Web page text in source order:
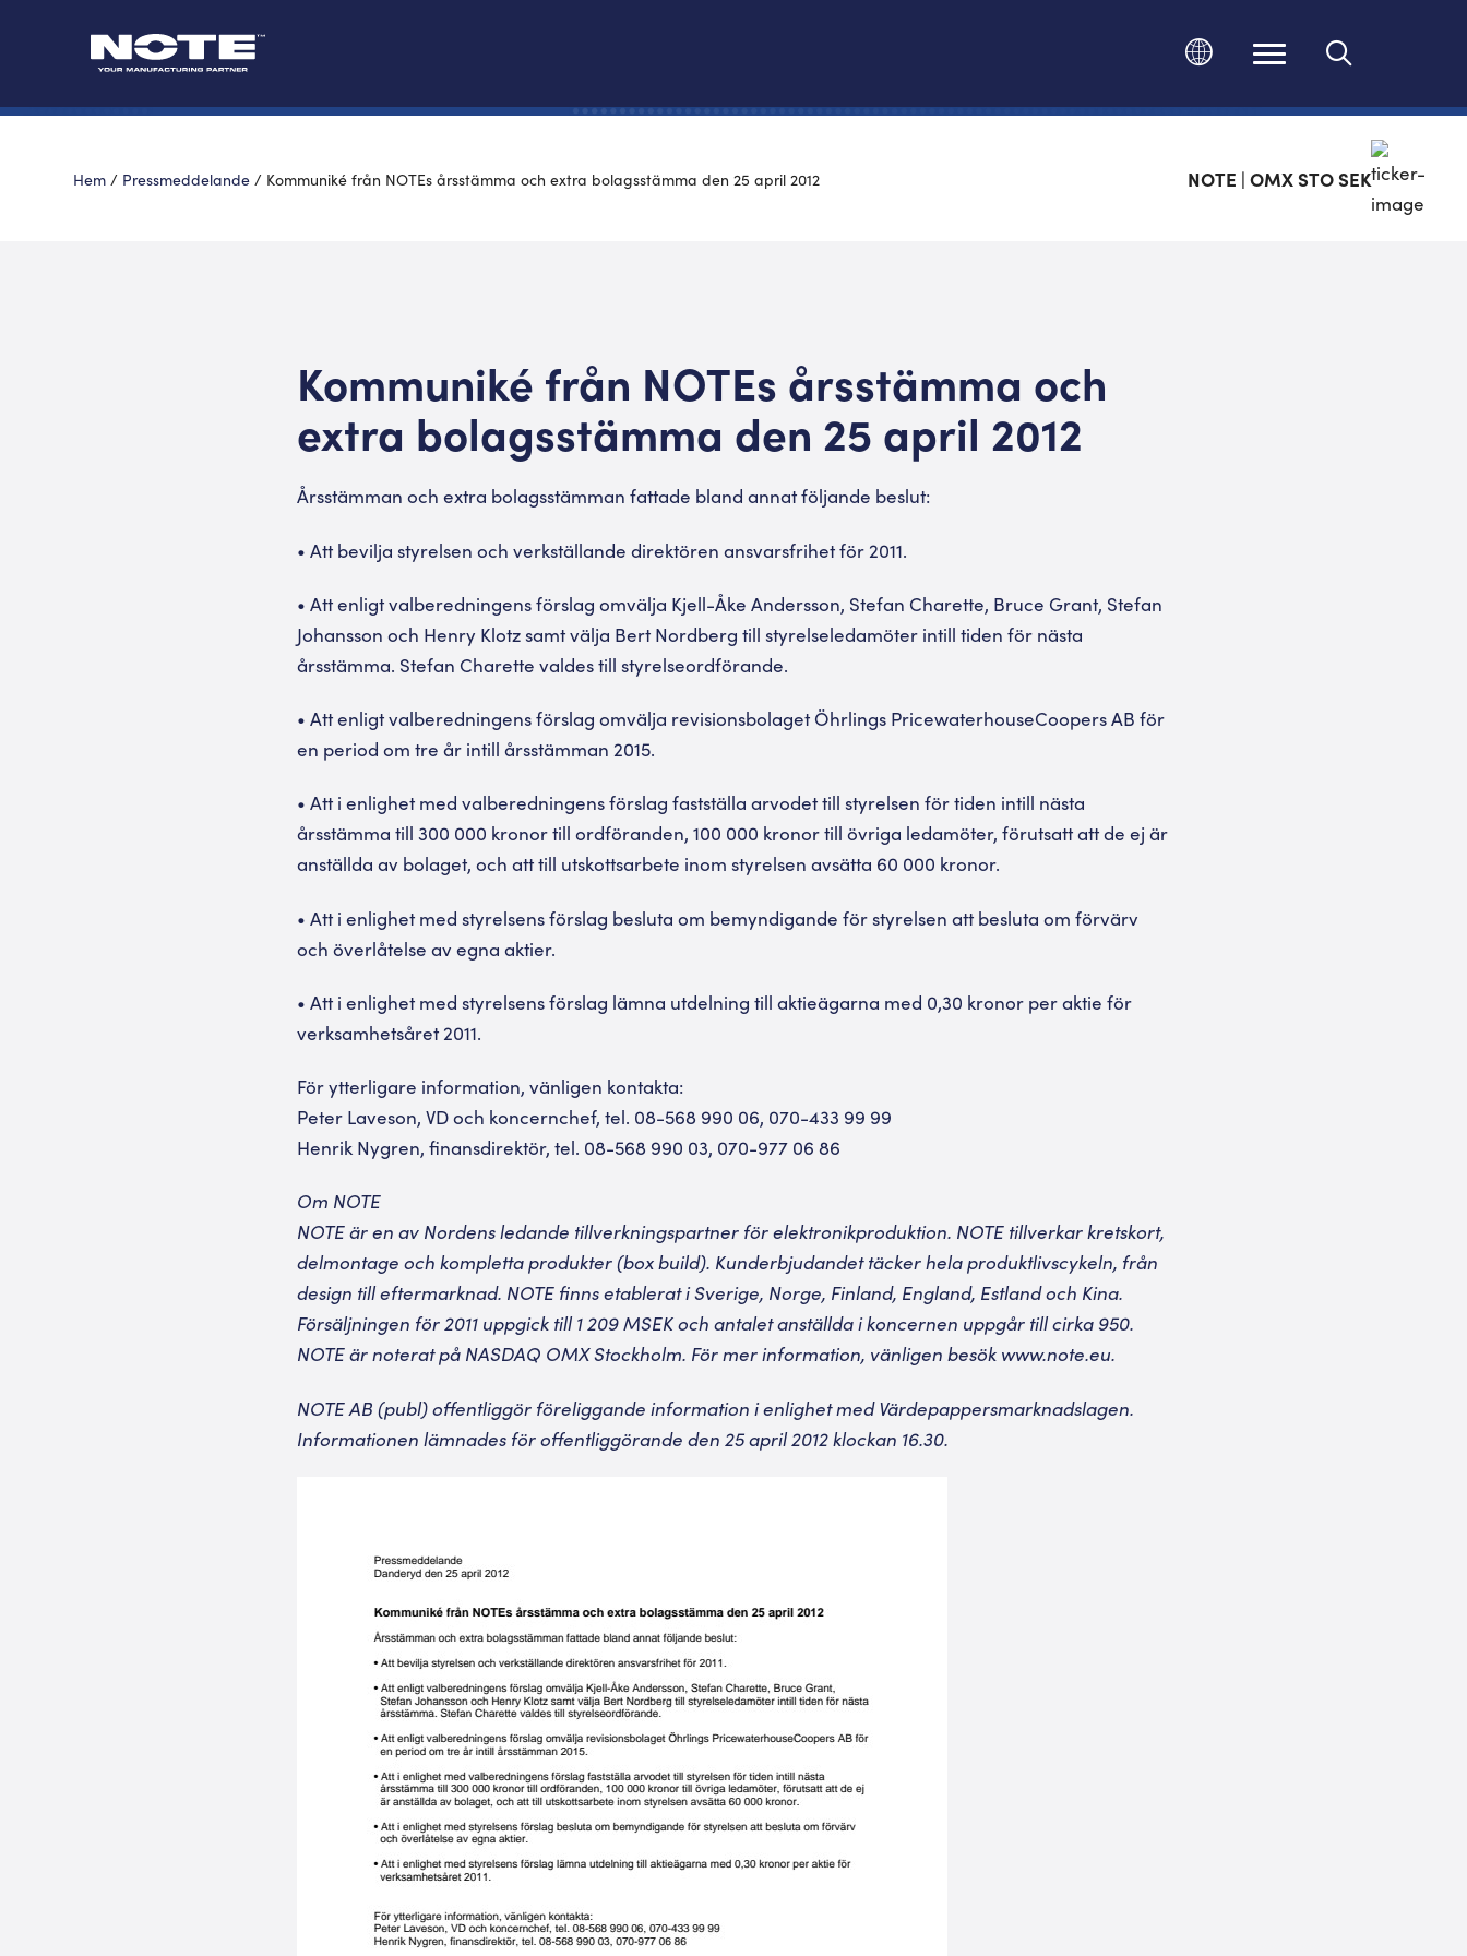
Ändra språk
Hem / Pressmeddelande / Kommuniké från NOTEs årsstämma och extra bolagsstämma den 25 april 2012 NOTE | OMX STO SEK
Kommuniké från NOTEs årsstämma och
extra bolagsstämma den 25 april 2012
Årsstämman och extra bolagsstämman fattade bland annat följande beslut:
• Att bevilja styrelsen och verkställande direktören ansvarsfrihet för 2011.
• Att enligt valberedningens förslag omvälja Kjell-Åke Andersson, Stefan Charette, Bruce Grant, Stefan
Johansson och Henry Klotz samt välja Bert Nordberg till styrelseledamöter intill tiden för nästa
årsstämma. Stefan Charette valdes till styrelseordförande.
• Att enligt valberedningens förslag omvälja revisionsbolaget Öhrlings PricewaterhouseCoopers AB för
en period om tre år intill årsstämman 2015.
• Att i enlighet med valberedningens förslag fastställa arvodet till styrelsen för tiden intill nästa
årsstämma till 300 000 kronor till ordföranden, 100 000 kronor till övriga ledamöter, förutsatt att de ej är
anställda av bolaget, och att till utskottsarbete inom styrelsen avsätta 60 000 kronor.
• Att i enlighet med styrelsens förslag besluta om bemyndigande för styrelsen att besluta om förvärv
och överlåtelse av egna aktier.
• Att i enlighet med styrelsens förslag lämna utdelning till aktieägarna med 0,30 kronor per aktie för
verksamhetsåret 2011.
För ytterligare information, vänligen kontakta:
Peter Laveson, VD och koncernchef, tel. 08-568 990 06, 070-433 99 99
Henrik Nygren, finansdirektör, tel. 08-568 990 03, 070-977 06 86
Om NOTE
NOTE är en av Nordens ledande tillverkningspartner för elektronikproduktion. NOTE tillverkar kretskort,
delmontage och kompletta produkter (box build). Kunderbjudandet täcker hela produktlivscykeln, från
design till eftermarknad. NOTE finns etablerat i Sverige, Norge, Finland, England, Estland och Kina.
Försäljningen för 2011 uppgick till 1 209 MSEK och antalet anställda i koncernen uppgår till cirka 950.
NOTE är noterat på NASDAQ OMX Stockholm. För mer information, vänligen besök www.note.eu.
NOTE AB (publ) offentliggör föreliggande information i enlighet med Värdepappersmarknadslagen.
Informationen lämnades för offentliggörande den 25 april 2012 klockan 16.30.